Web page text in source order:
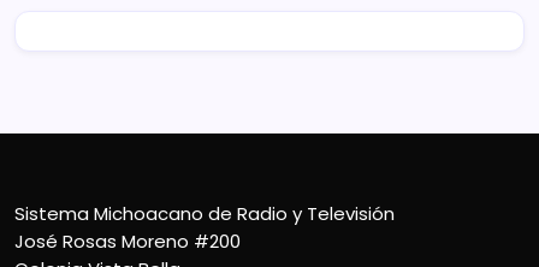
Sistema Michoacano de Radio y Televisión
José Rosas Moreno #200